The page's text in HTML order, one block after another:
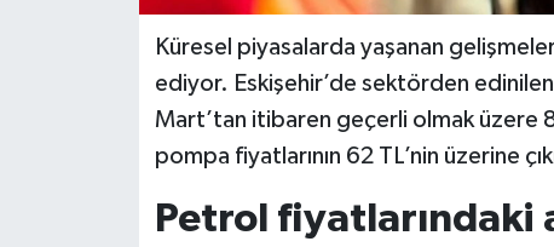
Küresel piyasalarda yaşanan
ediyor. Eskişehir’de sektörden
Mart’tan itibaren geçerli olmak üzere
pompa fiyatlarının 62 TL’nin üzerine
Petrol fiyatlarındaki